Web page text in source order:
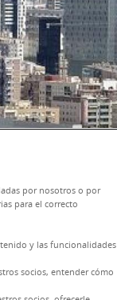
por nosotros o por
para el correcto
y las funcionalidades
socios, entender cómo